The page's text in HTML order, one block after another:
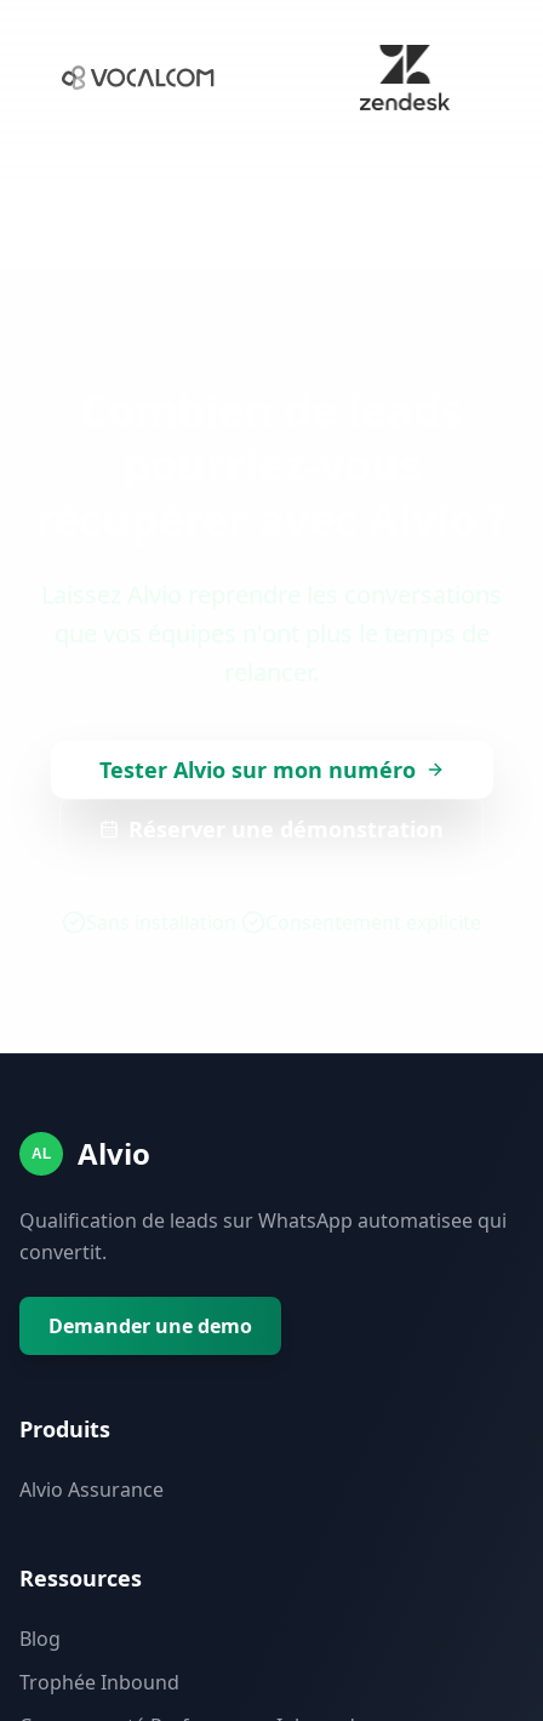
Tester Alvio sur mon numéro
AL Alvio
Qualification de leads sur WhatsApp automatisee qui
convertit.
Demander une demo
Produits
Alvio Assurance
Ressources
Blog
Trophée Inbound